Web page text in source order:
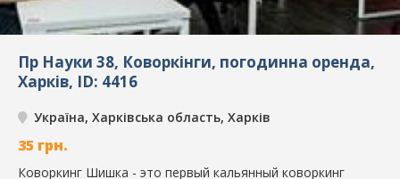
Пр Науки 38, Коворкінги, погодинна оренда,
Харків, ID: 4416
Україна, Харківська область, Харків
35 грн.
Коворкинг Шишка - это первый кальянный коворкинг